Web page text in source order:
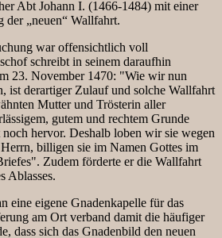
Abt Johann I. (1466-1484) mit einer
der „neuen“ Wallfahrt.
war offensichtlich voll
schreibt in seinem daraufhin
23. November 1470: "Wie wir nun
ist derartiger Zulauf und solche Wallfahrt
Mutter und Trösterin aller
gutem und rechtem Grunde
hervor. Deshalb loben wir sie wegen
billigen sie im Namen Gottes im
Zudem förderte er die Wallfahrt
Ablasses.
eine eigene Gnadenkapelle für das
am Ort verband damit die häufiger
dass sich das Gnadenbild den neuen